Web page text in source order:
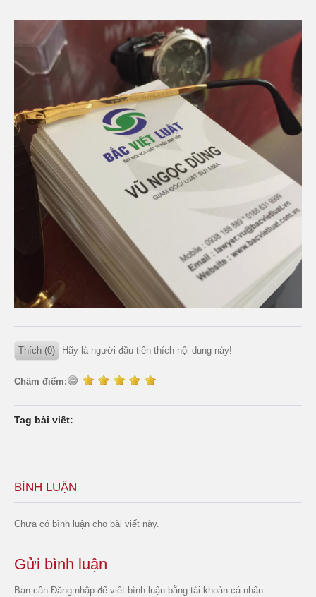
Thích (0) Hãy là người đầu tiên thích nội dung này!
Chấm điểm:
Tag bài viết:
BÌNH LUẬN
Chưa có bình luận cho bài viết này.
Gửi bình luận
Bạn cần Đăng nhập để viết bình luận bằng tài khoản cá nhân.